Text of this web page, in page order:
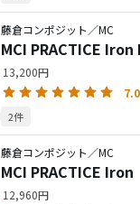
藤倉コンポジット／MC
MCI PRACTICE Iron
13,200円
7.0
2件
藤倉コンポジット／MC
MCI PRACTICE Iron
12,960円